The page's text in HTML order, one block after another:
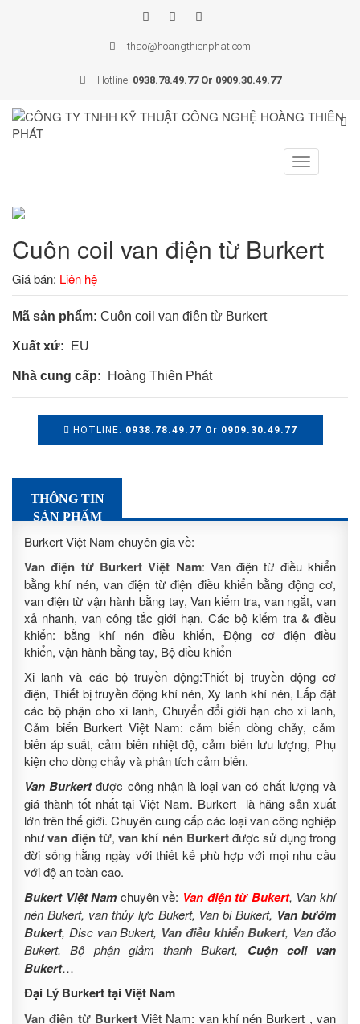
thao@hoangthienphat.com
Hotline: 0938.78.49.77 Or 0909.30.49.77
Toggle
navigation
Cuôn coil van điện từ Burkert
Giá bán: Liên hệ
Mã sản phẩm: Cuôn coil van điện từ Burkert
Xuất xứ: EU
Nhà cung cấp: Hoàng Thiên Phát
HOTLINE: 0938.78.49.77 Or 0909.30.49.77
THÔNG TIN
SẢN PHẨM
Burkert Việt Nam chuyên gia về:
Van điện từ Burkert Việt Nam: Van điện từ điều khiển
bằng khí nén, van điện từ điện điều khiển bằng động cơ,
van điện từ vận hành bằng tay, Van kiểm tra, van ngắt, van
xả nhanh, van công tắc giới hạn. Các bộ kiểm tra & điều
khiển: bằng khí nén điều khiển, Động cơ điện điều
khiển, vận hành bằng tay, Bộ điều khiển
Xi lanh và các bộ truyền động:Thiết bị truyền động cơ
điện, Thiết bị truyền động khí nén, Xy lanh khí nén, Lắp đặt
các bộ phận cho xi lanh, Chuyển đổi giới hạn cho xi lanh,
Cảm biến Burkert Việt Nam: cảm biến dòng chảy, cảm
biến áp suất, cảm biến nhiệt độ, cảm biến lưu lượng, Phụ
kiện cho dòng chảy và phân tích cảm biến.
Van Burkertđược công nhận là loại van có chất lượng và
giá thành tốt nhất tại Việt Nam. Burkert là hãng sản xuất
lớn trên thế giới. Chuyên cung cấp các loại van công nghiệp
nhưvan điện từ,van khí nén Burkert được sử dụng trong
đời sống hằng ngày với thiết kế phù hợp với mọi nhu cầu
với độ an toàn cao.
Bukert Việt Nam chuyên về: Van điện từ Bukert, Van khí
nén Bukert, van thủy lực Bukert, Van bi Bukert, Van bướm
Bukert, Disc van Bukert, Van điều khiển Bukert, Van đảo
Bukert, Bộ phận giảm thanh Bukert, Cuộn coil van
Bukert…
Đại Lý Burkert tại Việt Nam
Van điện từ BurkertViệt Nam: van khí nén Burkert , van